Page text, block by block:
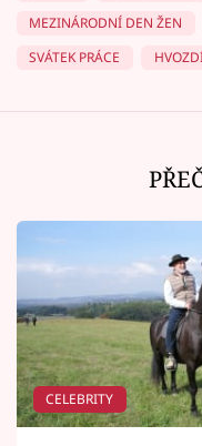
MEZINÁRODNÍ DEN ŽEN
SVÁTEK PRÁCE
CELEBRITY